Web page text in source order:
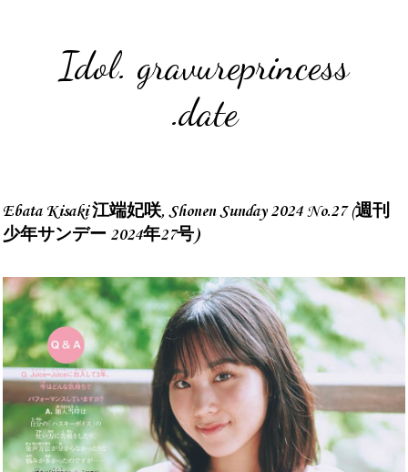
Idol. gravureprincess
.date
Ebata Kisaki 江端妃咲, Shonen Sunday 2024 No.27 (週刊
少年サンデー 2024年27号)